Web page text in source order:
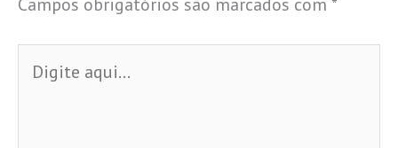
Campos obrigatórios são marcados com *
aqui...